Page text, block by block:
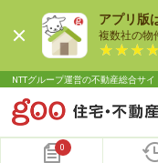
アプリ版
複数社の物
NTTグループ運営の不動産総合サ
0